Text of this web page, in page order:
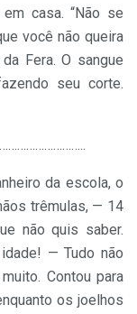
casa. “Não se
você não queira
Fera. O sangue
seu corte.
..
da escola, o
trêmulas, — 14
não quis saber.
— Tudo não
Contou para
os joelhos